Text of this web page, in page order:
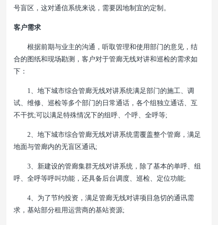
号盲区，这对通信系统来说，需要因地制宜的定制。
客户需求
根据前期与业主的沟通，听取管理和使用部门的意见，结
合的图纸和现场勘测，客户对于管廊无线对讲和巡检的需求如
下：
1、地下城市综合管廊无线对讲系统满足部门的施工、调
试、维修、巡检等多个部门的日常通话，各个组独立通话、互
不干扰;可以满足特殊情况下的组呼、个呼、全呼等;
2、地下城市综合管廊无线对讲系统需覆盖整个管廊，满足
地面与管廊内的无盲区通讯;
3、新建设的管廊集群无线对讲系统，除了基本的单呼、组
呼、全呼等呼叫功能，还具备后台调度、巡检、定位功能;
4、为了节约投资，满足管廊无线对讲项目急切的通讯需
求，基站部分租用运营商的基站资源;